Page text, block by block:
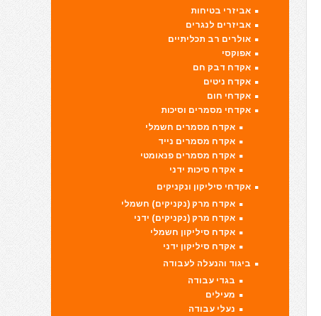
אביזרי בטיחות
אביזרים לנגרים
אולרים רב תכליתיים
אפוקסי
אקדח דבק חם
אקדח ניטים
אקדחי חום
אקדחי מסמרים וסיכות
אקדח מסמרים חשמלי
אקדח מסמרים נייד
אקדח מסמרים פנאומטי
אקדח סיכות ידני
אקדחי סיליקון ונקניקים
אקדח מרק (נקניקים) חשמלי
אקדח מרק (נקניקים) ידני
אקדח סיליקון חשמלי
אקדח סיליקון ידני
ביגוד והנעלה לעבודה
בגדי עבודה
מעילים
נעלי עבודה